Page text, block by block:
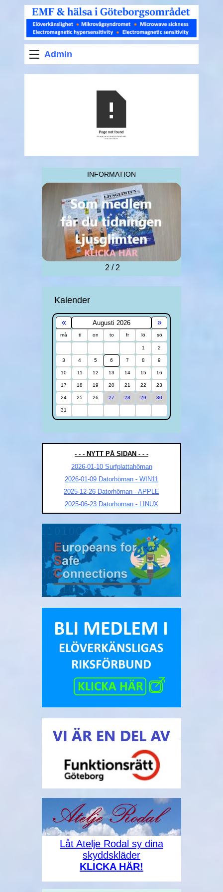
Admin
INFORMATION
2 / 2
Kalender
« Augusti 2026 »
må ti on to fr lö sö
1 2
3 4 5 6 7 8 9
10 11 12 13 14 15 16
17 18 19 20 21 22 23
24 25 26 27 28 29 30
31
- - - NYTT PÅ SIDAN - - -
2026-01-10 Surfplattahörnan
2026-01-09 Datorhörnan - WIN11
2025-12-26 Datorhörnan - APPLE
2025-06-23 Datorhörnan - LINUX
Låt Atelje Rodal sy dina
skyddskläder
KLICKA HÄR!